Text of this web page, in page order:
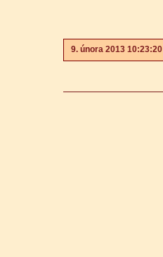
9. února 2013 10:23:20